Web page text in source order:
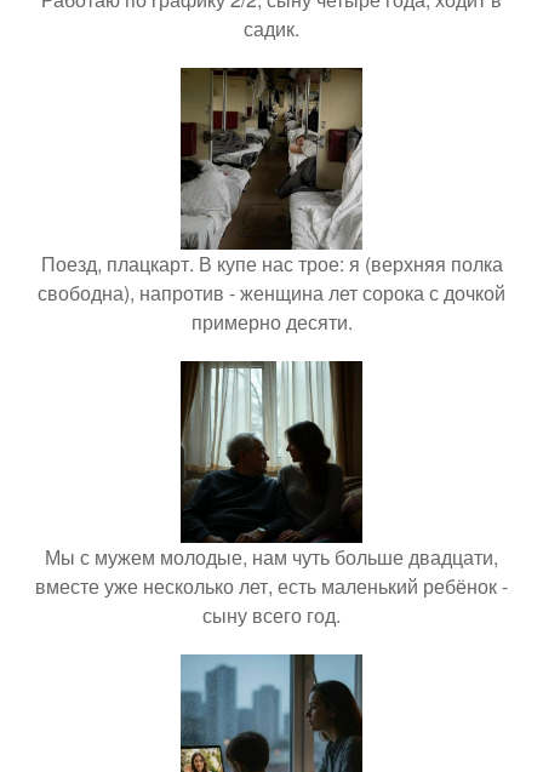
садик.
Поезд, плацкарт. В купе нас трое: я (верхняя полка
свободна), напротив - женщина лет сорока с дочкой
примерно десяти.
Мы с мужем молодые, нам чуть больше двадцати,
вместе уже несколько лет, есть маленький ребёнок -
сыну всего год.